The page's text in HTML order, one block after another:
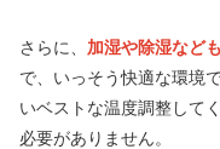
さらに、 加湿や除湿など
で、いっそう快適な環境
いベストな温度調整して
必要がありません。